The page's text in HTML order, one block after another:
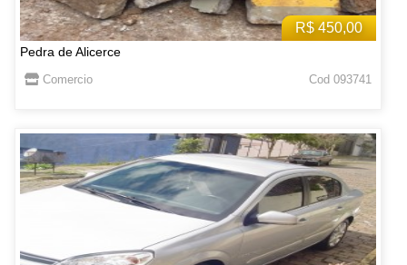
R$ 450,00
Pedra de Alicerce
Comercio Cod 093741